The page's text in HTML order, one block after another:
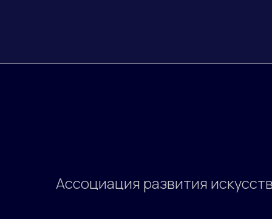
Ассоциация развития